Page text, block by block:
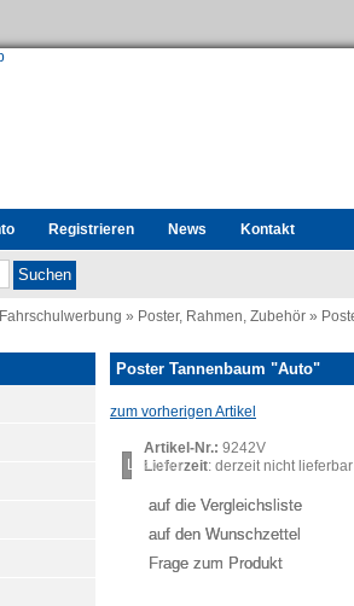
Registrieren News Kontakt
Fahrschulwerbung » Poster, Rahmen, Zubehör »
Poster Tannenbaum "Auto"
zum vorherigen Artikel
Loading...
Artikel-Nr.: 9242V
Lieferzeit: derzeit nicht lieferbar
auf die Vergleichsliste
auf den Wunschzettel
Frage zum Produkt